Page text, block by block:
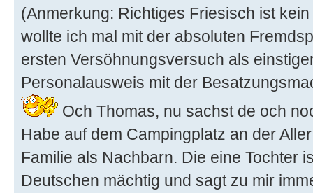
(Anmerkung: Richtiges Friesisch ist
wollte ich mal mit der absoluten
ersten Versöhnungsversuch als
Personalausweis mit der
Och Thomas, nu sachst de och
Habe auf dem Campingplatz an der
Familie als Nachbarn. Die eine Tochter
Deutschen mächtig und sagt zu mir